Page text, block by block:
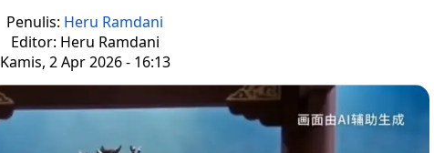
Penulis: Heru Ramdani
Editor: Heru Ramdani
Kamis, 2 Apr 2026 - 16:13